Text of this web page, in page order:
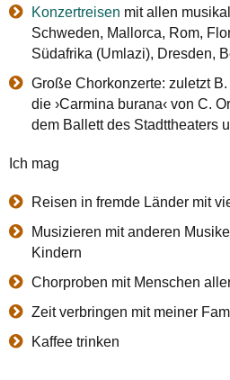
Konzertreisen mit allen
Schweden, Mallorca, Rom,
Südafrika (Umlazi), Dresden,
Große Chorkonzerte: zuletzt B.
die ›Carmina burana‹ von C.
dem Ballett des Stadttheaters
Ich mag
Reisen in fremde Länder mit
Musizieren mit anderen
Kindern
Chorproben mit Menschen
Zeit verbringen mit meiner
Kaffee trinken